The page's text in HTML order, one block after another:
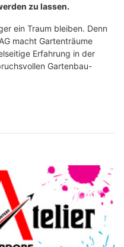
zu lassen.
ein Traum bleiben. Denn
macht Gartenträume
Erfahrung in der
Gartenbau-